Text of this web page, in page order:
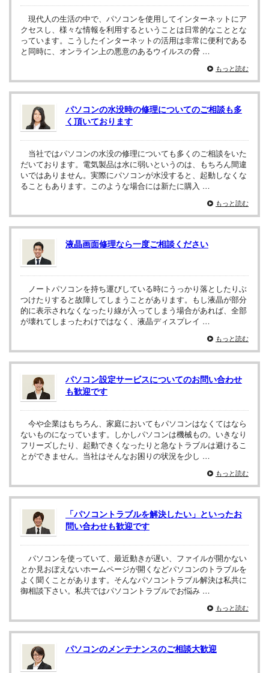
現代人の生活の中で、パソコンを使用してインターネットにア
クセスし、様々な情報を利用するということは日常的なこととな
っています。こうしたインターネットの活用は非常に便利である
と同時に、オンライン上の悪意のあるウイルスの脅 …
もっと読む
パソコンの水没時の修理についてのご相談も多
く頂いております
当社ではパソコンの水没の修理についても多くのご相談をいた
だいております。電気製品は水に弱いというのは、もちろん間違
いではありません。実際にパソコンが水没すると、起動しなくな
ることもあります。このような場合には新たに購入 …
もっと読む
液晶画面修理なら一度ご相談ください
ノートパソコンを持ち運びしている時にうっかり落としたりぶ
つけたりすると故障してしまうことがあります。もし液晶が部分
的に表示されなくなったり線が入ってしまう場合があれば、全部
が壊れてしまったわけではなく、液晶ディスプレイ …
もっと読む
パソコン設定サービスについてのお問い合わせ
も歓迎です
今や企業はもちろん、家庭においてもパソコンはなくてはなら
ないものになっています。しかしパソコンは機械もの。いきなり
フリーズしたり、起動できくなったりと急なトラブルは避けるこ
とができません。当社はそんなお困りの状況を少し …
もっと読む
「パソコントラブルを解決したい」といったお
問い合わせも歓迎です
パソコンを使っていて、最近動きが遅い、ファイルが開かない
とか見おぼえないホームページが開くなどパソコンのトラブルを
よく聞くことがあります。そんなパソコントラブル解決は私共に
御相談下さい。私共ではパソコントラブルでお悩み …
もっと読む
パソコンのメンテナンスのご相談大歓迎